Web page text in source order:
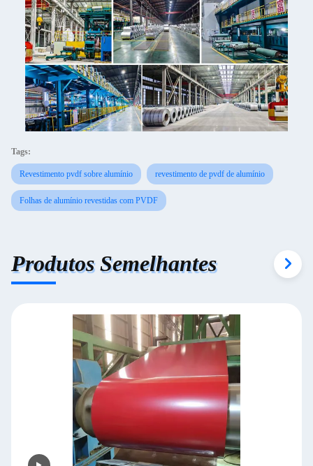
Tags:
Revestimento pvdf sobre alumínio revestimento de pvdf de alumínio
Folhas de alumínio revestidas com PVDF
Produtos Semelhantes